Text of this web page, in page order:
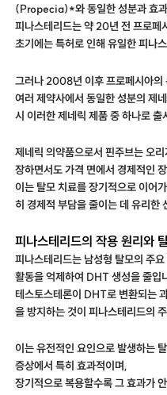
(Propecia)*와 동일한 성분과 효
피나스테리드는 약 20년 전 프로페
초기에는 특허로 인해 유일한 피나
그러나 2008년 이후 프로페시아의
여러 제약사에서 동일한 성분의 제
시 이러한 제네릭 제품 중 하나로 출
제네릭 의약품으로서 핀주브는 오
장하면서도 가격 면에서 경제적인
이는 탈모 치료를 장기적으로 이어
히 경제적 부담을 줄이는 데 유리한
피나스테리드의 작용 원리와
피나스테리드는 남성형 탈모의 주
활동을 억제하여 DHT 생성을 줄입
테스토스테론이 DHT로 변환되는
을 방지하는 것이 피나스테리드의
이는 유전적인 요인으로 발생하는
증상에서 특히 효과적이며,
장기적으로 복용할수록 그 효과가